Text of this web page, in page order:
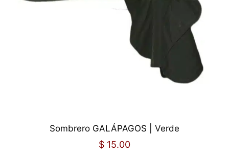
Sombrero GALÁPAGOS | Verde
$ 15.00